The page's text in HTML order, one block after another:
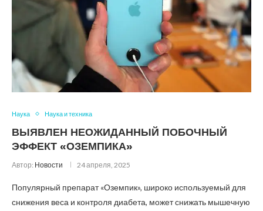
Наука Наука и техника
ВЫЯВЛЕН НЕОЖИДАННЫЙ ПОБОЧНЫЙ
ЭФФЕКТ «ОЗЕМПИКА»
Автор: Новости 24 апреля, 2025
Популярный препарат «Оземпик», широко используемый для
снижения веса и контроля диабета, может снижать мышечную